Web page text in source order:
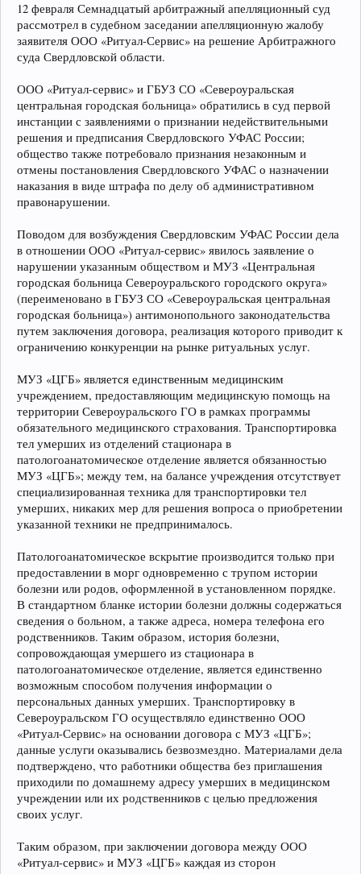
12 февраля Семнадцатый арбитражный апелляционный суд
рассмотрел в судебном заседании апелляционную жалобу
заявителя ООО «Ритуал-Сервис» на решение Арбитражного
суда Свердловской области.
ООО «Ритуал-сервис» и ГБУЗ СО «Североуральская
центральная городская больница» обратились в суд первой
инстанции с заявлениями о признании недействительными
решения и предписания Свердловского УФАС России;
общество также потребовало признания незаконным и
отмены постановления Свердловского УФАС о назначении
наказания в виде штрафа по делу об административном
правонарушении.
Поводом для возбуждения Свердловским УФАС России дела
в отношении ООО «Ритуал-сервис» явилось заявление о
нарушении указанным обществом и МУЗ «Центральная
городская больница Североуральского городского округа»
(переименовано в ГБУЗ СО «Североуральская центральная
городская больница») антимонопольного законодательства
путем заключения договора, реализация которого приводит к
ограничению конкуренции на рынке ритуальных услуг.
МУЗ «ЦГБ» является единственным медицинским
учреждением, предоставляющим медицинскую помощь на
территории Североуральского ГО в рамках программы
обязательного медицинского страхования. Транспортировка
тел умерших из отделений стационара в
патологоанатомическое отделение является обязанностью
МУЗ «ЦГБ»; между тем, на балансе учреждения отсутствует
специализированная техника для транспортировки тел
умерших, никаких мер для решения вопроса о приобретении
указанной техники не предпринималось.
Патологоанатомическое вскрытие производится только при
предоставлении в морг одновременно с трупом истории
болезни или родов, оформленной в установленном порядке.
В стандартном бланке истории болезни должны содержаться
сведения о больном, а также адреса, номера телефона его
родственников. Таким образом, история болезни,
сопровождающая умершего из стационара в
патологоанатомическое отделение, является единственно
возможным способом получения информации о
персональных данных умерших. Транспортировку в
Североуральском ГО осуществляло единственно ООО
«Ритуал-Сервис» на основании договора с МУЗ «ЦГБ»;
данные услуги оказывались безвозмездно. Материалами дела
подтверждено, что работники общества без приглашения
приходили по домашнему адресу умерших в медицинском
учреждении или их родственников с целью предложения
своих услуг.
Таким образом, при заключении договора между ООО
«Ритуал-сервис» и МУЗ «ЦГБ» каждая из сторон